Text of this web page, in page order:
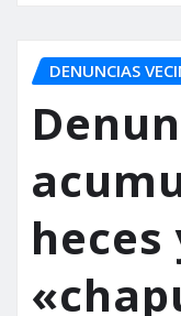
DENUNCIAS
heces